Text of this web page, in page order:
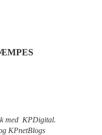
med KPDigital.
KPnetBlogs